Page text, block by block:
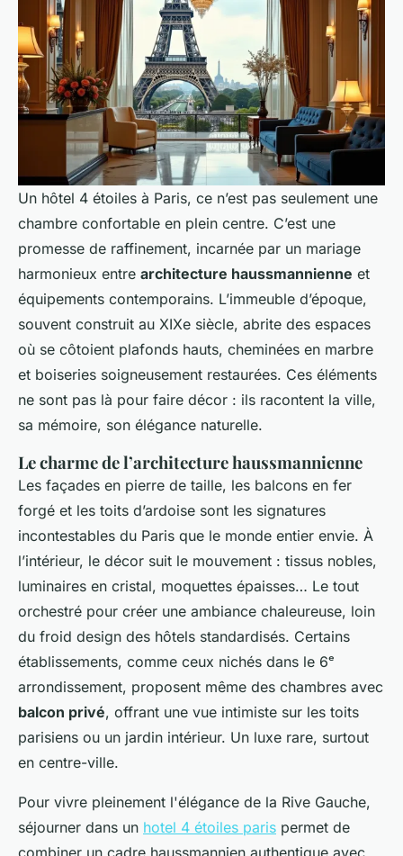
Un hôtel 4 étoiles à Paris, ce n’est pas seulement une
chambre confortable en plein centre. C’est une
promesse de raffinement, incarnée par un mariage
harmonieux entre architecture haussmannienne et
équipements contemporains. L’immeuble d’époque,
souvent construit au XIXe siècle, abrite des espaces
où se côtoient plafonds hauts, cheminées en marbre
et boiseries soigneusement restaurées. Ces éléments
ne sont pas là pour faire décor : ils racontent la ville,
sa mémoire, son élégance naturelle.
Le charme de l’architecture haussmannienne
Les façades en pierre de taille, les balcons en fer
forgé et les toits d’ardoise sont les signatures
incontestables du Paris que le monde entier envie. À
l’intérieur, le décor suit le mouvement : tissus nobles,
luminaires en cristal, moquettes épaisses… Le tout
orchestré pour créer une ambiance chaleureuse, loin
du froid design des hôtels standardisés. Certains
établissements, comme ceux nichés dans le 6ᵉ
arrondissement, proposent même des chambres avec
balcon privé, offrant une vue intimiste sur les toits
parisiens ou un jardin intérieur. Un luxe rare, surtout
en centre-ville.
Pour vivre pleinement l'élégance de la Rive Gauche,
séjourner dans un hotel 4 étoiles paris permet de